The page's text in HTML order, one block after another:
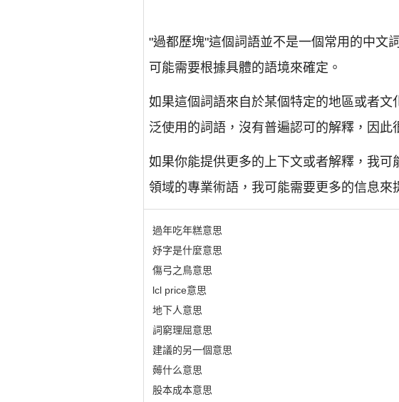
"過都歷塊"這個詞語並不是一個常用的中文
可能需要根據具體的語境來確定。
如果這個詞語來自於某個特定的地區或者
泛使用的詞語，沒有普遍認可的解釋，因此
如果你能提供更多的上下文或者解釋，我
領域的專業術語，我可能需要更多的信息來
過年吃年糕意思
妤字是什麼意思
傷弓之鳥意思
lcl price意思
地下人意思
詞窮理屈意思
建議的另一個意思
薅什么意思
股本成本意思